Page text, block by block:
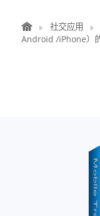
社交应用
Android /iPhone）